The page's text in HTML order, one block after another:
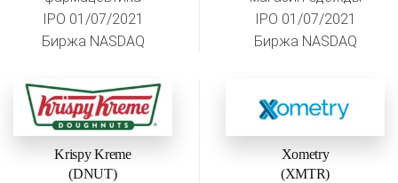
IPO 01/07/2021
Биржа NASDAQ
IPO 01/07/2021
Биржа NASDAQ
Krispy Kreme
(DNUT)
Xometry
(XMTR)